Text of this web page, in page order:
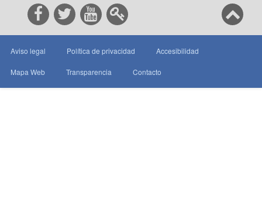
Aviso legal Política de privacidad Accesibilidad
Mapa Web Transparencia Contacto